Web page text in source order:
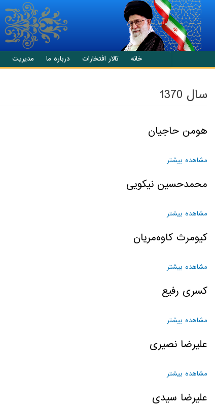
انتقال به محتوای اصلی
خانه تالار افتخارات درباره ما مدیریت
سال 1370
هومن حاجیان
مشاهده بیشتر
محمدحسین نیکویی
مشاهده بیشتر
کیومرث کاوه‌مریان
مشاهده بیشتر
کسری رفیع
مشاهده بیشتر
علیرضا نصیری
مشاهده بیشتر
علیرضا سیدی